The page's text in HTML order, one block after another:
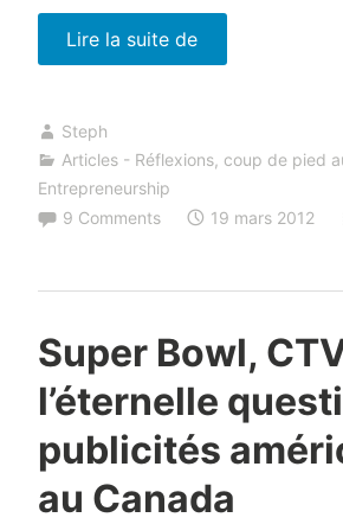
Lire la suite de« Ton
idée
rien.
Tout
Steph
Articles - Réflexions, coup de pied
Entrepreneurship
9 Comments
19 mars 2012
Super Bowl,
l’éternelle
publicités
au Canada